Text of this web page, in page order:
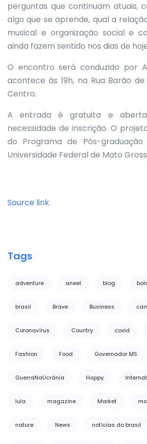
perguntas que continuam atuais,
algo que se aprende, qual a
musical e organização social e
ainda fazem sentido nos dias de
O encontro será conduzido por
acontece às 19h, na Rua Barão de
Centro.
A entrada é gratuita e
necessidade de inscrição. O
do Programa de Pós-
Universidade Federal de Mato
Source link
Tags
adventure aneel blog
brasil Brave Business
Coronavírus Country covid
Fashion Food Governador MS
GuerraNaUcrânia Happy
lula magazine Market ms
nature News notícias do brasil